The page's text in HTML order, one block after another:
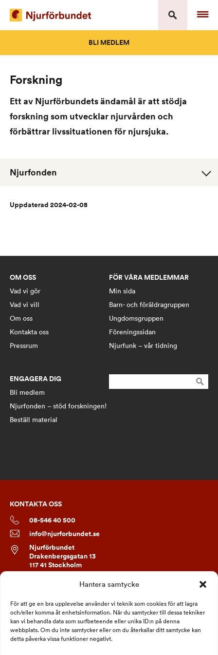
Hantera samtycke
För att ge en bra upplevelse använder vi teknik som cookies för att lagra
och/eller komma åt enhetsinformation. När du samtycker till dessa tekniker
kan vi behandla data som surfbeteende eller unika ID:n på denna
webbplats. Om du inte samtycker eller om du återkallar ditt samtycke kan
detta påverka vissa funktioner negativt.
content
BLI MEDLEM
Forskning
Ett av Njurförbundets ändamål är att stödja
forskning som utvecklar njurvården och
förbättrar livssituationen för njursjuka.
Njurfonden
Uppdaterad 2024-02-08
OM OSS
Vad vi gör
Vad vi vill
Om oss
Kontakta oss
Pressrum
ENGAGERA DIG
Bli medlem
Njurfonden – stöd forskningen!
Beställ material
FÖR VÅRA MEDLEMMAR
Min sida
Barn- och föräldragruppen
Ungdomsgruppen
Föreningssidan
Njurfunk – vår tidning
efter:
KONTAKTA OSS
08-546 40 500
info@njurforbundet.se
Njurförbundet
Drakenbergsgatan 13
117 41 Stockholm